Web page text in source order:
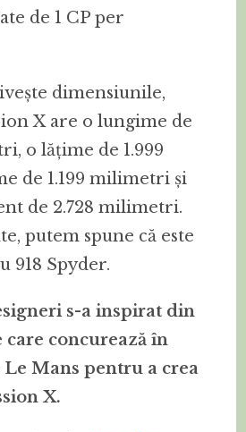
de 1 CP per
dimensiunile,
X are o lungime de
o lățime de 1.999
de 1.199 milimetri și
de 2.728 milimetri.
putem spune că este
918 Spyder.
s-a inspirat din
concurează în
Le Mans pentru a crea
X.